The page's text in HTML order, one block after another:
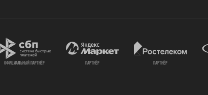
официальный партнёр партнёр партнёр